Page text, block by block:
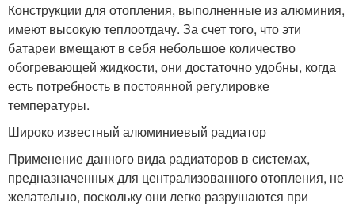
Конструкции для отопления, выполненные из алюминия,
имеют высокую теплоотдачу. За счет того, что эти
батареи вмещают в себя небольшое количество
обогревающей жидкости, они достаточно удобны, когда
есть потребность в постоянной регулировке
температуры.
Широко известный алюминиевый радиатор
Применение данного вида радиаторов в системах,
предназначенных для централизованного отопления, не
желательно, поскольку они легко разрушаются при